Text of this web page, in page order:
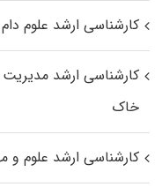
کارشناسی ارشد علوم
کارشناسی ارشد
خاک
کارشناسی ارشد علوم و